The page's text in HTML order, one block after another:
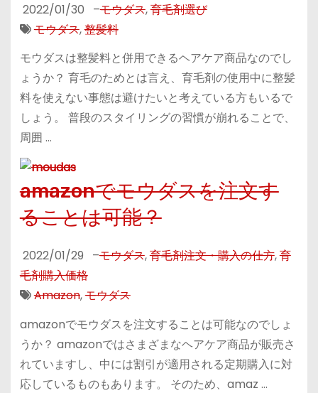
2022/01/30 –モウダス,育毛剤選び
モウダス,整髪料
モウダスは整髪料と併用できるヘアケア商品なのでし
ょうか？ 育毛のためとは言え、育毛剤の使用中に整髪
料を使えない事態は避けたいと考えている方もいるで
しょう。 普段のスタイリングの習慣が崩れることで、
周囲 …
amazonでモウダスを注文す
ることは可能？
2022/01/29 –モウダス,育毛剤注文・購入の仕方,育
毛剤購入価格
Amazon,モウダス
amazonでモウダスを注文することは可能なのでしょ
うか？ amazonではさまざまなヘアケア商品が販売さ
れていますし、中には割引が適用される定期購入に対
応しているものもあります。 そのため、amaz …